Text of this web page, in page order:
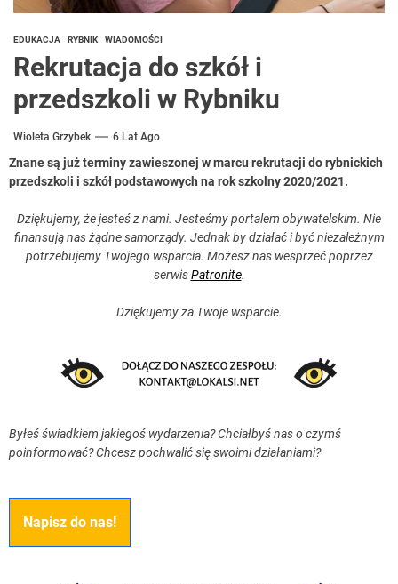
EDUKACJA RYBNIK WIADOMOŚCI
Rekrutacja do szkół i
przedszkoli w Rybniku
Wioleta Grzybek 6 Lat Ago
Znane są już terminy zawieszonej w marcu rekrutacji do rybnickich
przedszkoli i szkół podstawowych na rok szkolny 2020/2021.
Dziękujemy, że jesteś z nami. Jesteśmy portalem obywatelskim. Nie
finansują nas żądne samorządy. Jednak by działać i być niezależnym
potrzebujemy Twojego wsparcia. Możesz nas wesprzeć poprzez
serwisPatronite.
Dziękujemy za Twoje wsparcie.
Byłeś świadkiem jakiegoś wydarzenia? Chciałbyś nas o czymś
poinformować? Chcesz pochwalić się swoimi działaniami?
Napisz do nas!